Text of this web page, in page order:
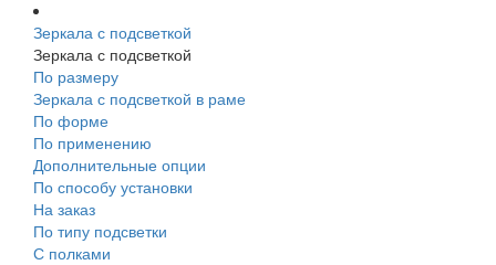
Зеркала с подсветкой
Зеркала с подсветкой
По размеру
Зеркала с подсветкой в раме
По форме
По применению
Дополнительные опции
По способу установки
На заказ
По типу подсветки
С полками